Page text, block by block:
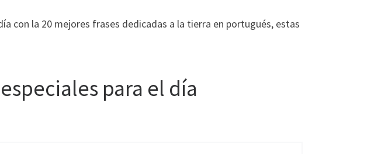
con la 20 mejores frases dedicadas a la tierra en portugués, estas
para el día